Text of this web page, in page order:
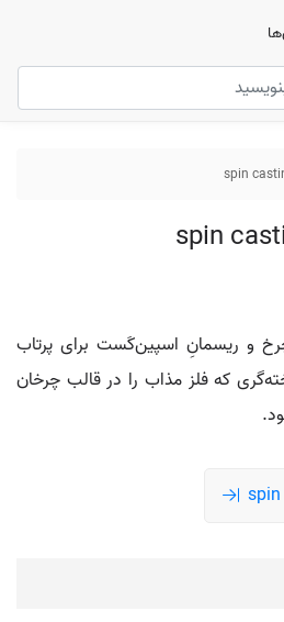
spin
spin
و ریسمانِ اسپین‌کَست برای پرتاب
که فلز مذاب را در قالب چرخان